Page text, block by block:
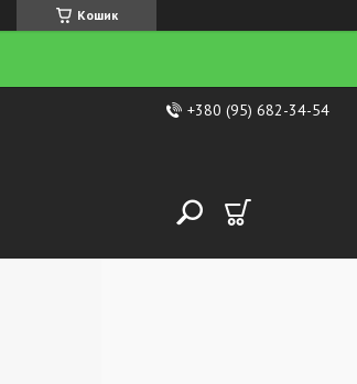
Кошик
+380 (95) 682-34-54